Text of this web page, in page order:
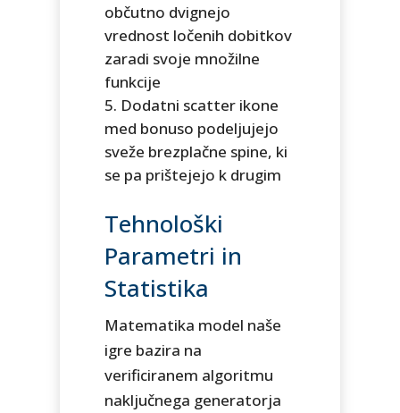
občutno dvignejo
vrednost ločenih dobitkov
zaradi svoje množilne
funkcije
Dodatni scatter ikone
med bonuso podeljujejo
sveže brezplačne spine, ki
se pa prištejejo k drugim
Tehnološki
Parametri in
Statistika
Matematika model naše
igre bazira na
verificiranem algoritmu
naključnega generatorja